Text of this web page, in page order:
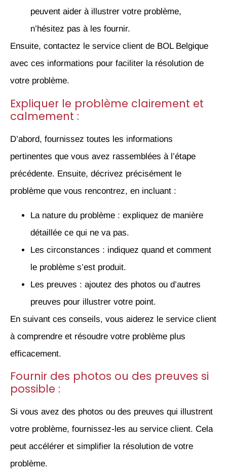
peuvent aider à illustrer votre problème,
n’hésitez pas à les fournir.
Ensuite, contactez le service client de BOL Belgique
avec ces informations pour faciliter la résolution de
votre problème.
Expliquer le problème clairement et
calmement :
D’abord, fournissez toutes les informations
pertinentes que vous avez rassemblées à l’étape
précédente. Ensuite, décrivez précisément le
problème que vous rencontrez, en incluant :
La nature du problème : expliquez de manière
détaillée ce qui ne va pas.
Les circonstances : indiquez quand et comment
le problème s’est produit.
Les preuves : ajoutez des photos ou d’autres
preuves pour illustrer votre point.
En suivant ces conseils, vous aiderez le service client
à comprendre et résoudre votre problème plus
efficacement.
Fournir des photos ou des preuves si
possible :
Si vous avez des photos ou des preuves qui illustrent
votre problème, fournissez-les au service client. Cela
peut accélérer et simplifier la résolution de votre
problème.